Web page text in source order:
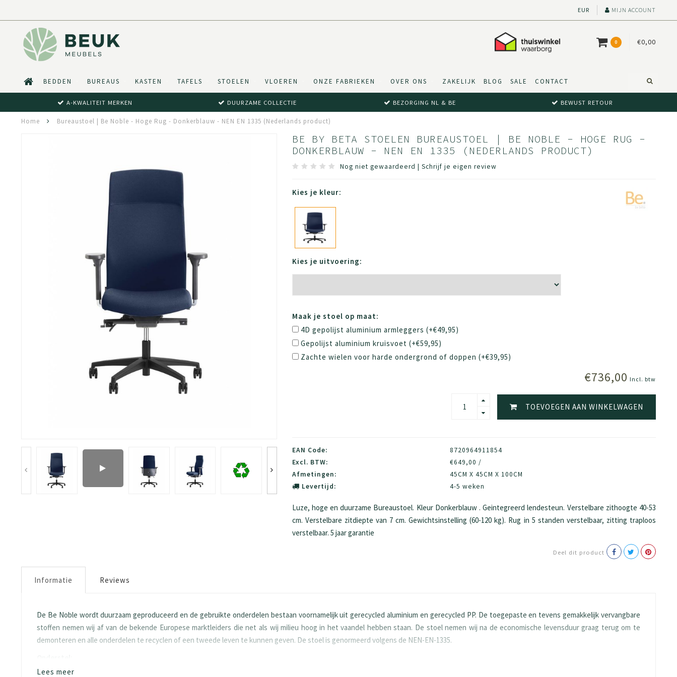
EUR MIJN ACCOUNT
0 €0,00
BEDDEN BUREAUS KASTEN TAFELS STOELEN VLOEREN ONZE FABRIEKEN OVER ONS ZAKELIJK BLOG SALE CONTACT
A-KWALITEIT MERKEN DUURZAME COLLECTIE BEZORGING NL & BE BEWUST RETOUR
Home Bureaustoel | Be Noble - Hoge Rug - Donkerblauw - NEN EN 1335 (Nederlands product)
BE BY BETA STOELEN BUREAUSTOEL | BE NOBLE - HOGE RUG -
DONKERBLAUW - NEN EN 1335 (NEDERLANDS PRODUCT)
Nog niet gewaardeerd | Schrijf je eigen review
Kies je kleur:
Kies je uitvoering:
Maak je stoel op maat:
4D gepolijst aluminium armleggers (+€49,95)
Gepolijst aluminium kruisvoet (+€59,95)
Zachte wielen voor harde ondergrond of doppen (+€39,95)
€736,00 Incl. btw
TOEVOEGEN AAN WINKELWAGEN
EAN Code:
8720964911854
Excl. BTW:
€649,00 /
Afmetingen:
45CM X 45CM X 100CM
Levertijd:
4-5 weken
Luze, hoge en duurzame Bureaustoel. Kleur Donkerblauw . Geintegreerd lendesteun. Verstelbare zithoogte 40-53
cm. Verstelbare zitdiepte van 7 cm. Gewichtsinstelling (60-120 kg). Rug in 5 standen verstelbaar, zitting traploos
verstelbaar. 5 jaar garantie
Deel dit product
Informatie Reviews
De Be Noble wordt duurzaam geproduceerd en de gebruikte onderdelen bestaan voornamelijk uit gerecycled aluminium en gerecycled PP. De toegepaste en tevens gemakkelijk vervangbare
stoffen nemen wij af van de bekende Europese marktleiders die net als wij milieu hoog in het vaandel hebben staan. De stoel nemen wij na de economische levensduur graag terug om te
demonteren en alle onderdelen te recyclen of een tweede leven te kunnen geven. De stoel is genormeerd volgens de NEN-EN-1335.
Wielen volgens de EN-DIN-12529 norm.
Lees meer